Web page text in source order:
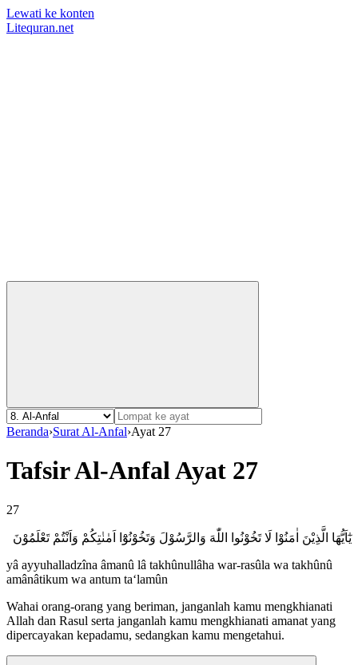
Lewati ke konten
Litequran.net
Beranda›Surat Al-Anfal›Ayat 27
Tafsir Al-Anfal Ayat 27
27
يٰٓاَيُّهَا الَّذِيْنَ اٰمَنُوْا لَا تَخُوْنُوا اللّٰهَ وَالرَّسُوْلَ وَتَخُوْنُوْٓا اَمٰنٰتِكُمْ وَاَنْتُمْ تَعْلَمُوْنَ
yâ ayyuhalladzîna âmanû lâ takhûnullâha war-rasûla wa takhûnû
amânâtikum wa antum ta‘lamûn
Wahai orang-orang yang beriman, janganlah kamu mengkhianati
Allah dan Rasul serta janganlah kamu mengkhianati amanat yang
dipercayakan kepadamu, sedangkan kamu mengetahui.